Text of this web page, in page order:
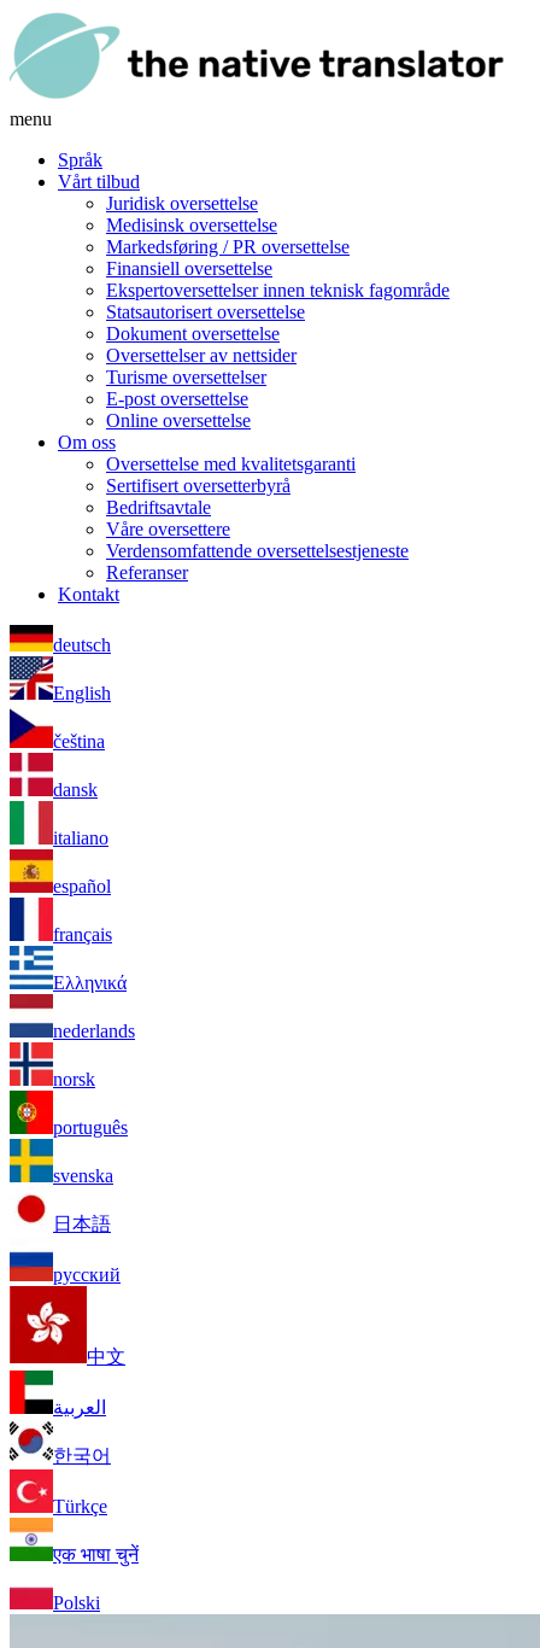
menu
Språk
Vårt tilbud
Juridisk oversettelse
Medisinsk oversettelse
Markedsføring / PR oversettelse
Finansiell oversettelse
Ekspertoversettelser innen teknisk fagområde
Statsautorisert oversettelse
Dokument oversettelse
Oversettelser av nettsider
Turisme oversettelser
E-post oversettelse
Online oversettelse
Om oss
Oversettelse med kvalitetsgaranti
Sertifisert oversetterbyrå
Bedriftsavtale
Våre oversettere
Verdensomfattende oversettelsestjeneste
Referanser
Kontakt
deutsch
English
čeština
dansk
italiano
español
français
Ελληνικά
nederlands
norsk
português
svenska
日本語
русский
中文
العربية
한국어
Türkçe
एक भाषा चुनें
Polski